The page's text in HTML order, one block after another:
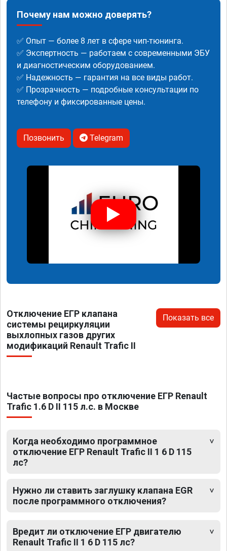
Почему нам можно доверять?
✅ Опыт — более 8 лет в сфере чип-тюнинга.
✅ Экспертность — работаем с современными ЭБУ
и диагностическим оборудованием.
✅ Надежность — гарантия на все виды работ.
✅ Прозрачность — подробные консультации по
телефону и фиксированные цены.
Позвонить Telegram
Отключение ЕГР клапана
системы рециркуляции
выхлопных газов других
модификаций Renault Trafic II
Показать все
Частые вопросы про отключение ЕГР Renault
Trafic 1.6 D II 115 л.с. в Москве
Когда необходимо программное
отключение ЕГР Renault Trafic II 1 6 D 115
лс?
Нужно ли ставить заглушку клапана EGR
после программного отключения?
Вредит ли отключение ЕГР двигателю
Renault Trafic II 1 6 D 115 лс?